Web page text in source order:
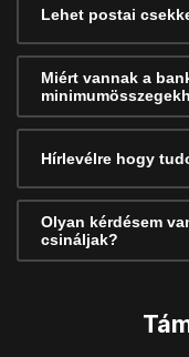
Lehet postai
Miért vannak a
Hírlevélre hogy
Olyan kérdésem
csináljak?